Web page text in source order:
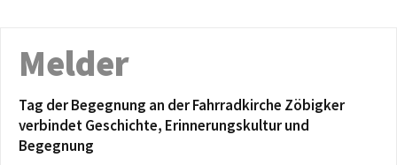
Melder
Tag der Begegnung an der Fahrradkirche Zöbigker
verbindet Geschichte, Erinnerungskultur und
Begegnung